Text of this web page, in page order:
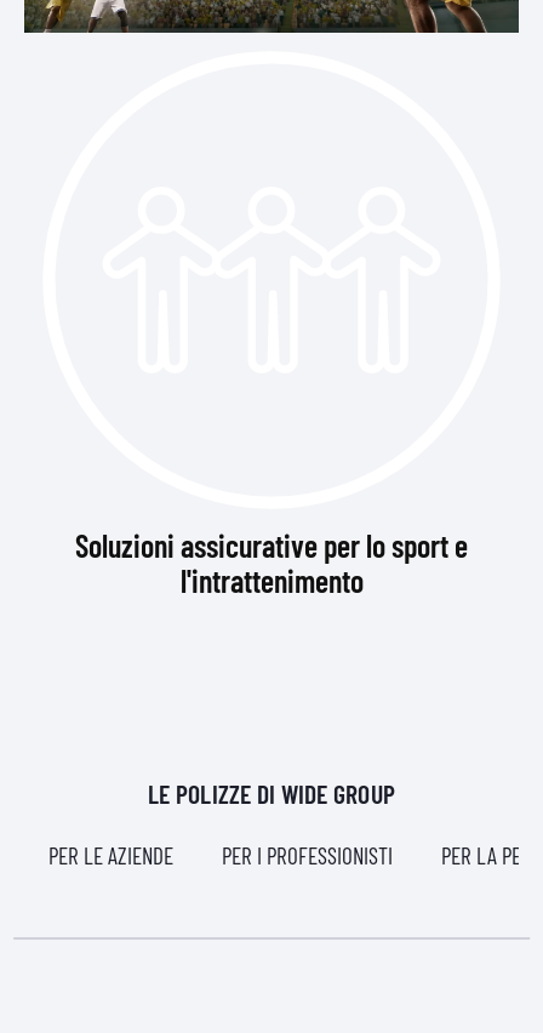
Soluzioni assicurative per lo sport e
l'intrattenimento
LE POLIZZE DI WIDE GROUP
PER LE AZIENDE PER I PROFESSIONISTI PER LA